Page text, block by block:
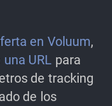
en Voluum,
URL para
de tracking
de los